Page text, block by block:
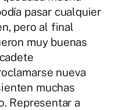
pasar cualquier
pero al final
muy buenas
nueva
muchas
Representar a